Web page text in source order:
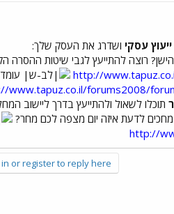
ייעוץ עסקי ושדרג את העסק שלך:
רוצה להתייעץ לגבי שיטות ההסרה
http://
www.tapuz.co.il/forums2008/
תוכלו לשאול ולהתייעץ בדרך ליישוב
מחכים לדעת איזה יום מצפה לכם מחר?
http://
or register to reply here.